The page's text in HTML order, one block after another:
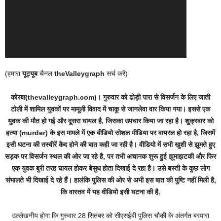
(हमारायूट्यूबचैनलtheValleygraph सर्च करें)
कोरबा(thevalleygraph.com)। गुरुवार को ढोड़ी पारा से विसर्जन के लिए जाती
टोली में शामिल युवकों पर मामूली विवाद में चाकू से जानलेवा वार किया गया। इससे एक
युवक की मौत हो गई और दूसरा घायल है, जिसका उपचार किया जा रहा है। शुक्रवार को
हत्या (murder) के इस मामले में एक वीडियो सोशल मीडिया पर वायरल हो रहा है, जिसमें
इसी घटना की तस्वीरें कैद होने की बात कही जा रही है। वीडियो में सभी खुशी से झूमते हुए
सड़क पर विसर्जन स्थल की ओर जा रहे है, पर तभी अचानक शुरू हुई झूमाझटकी और फिर
एक युवक बुरी तरह घायल होकर बेसुध होता दिखाई दे रहा है। उसे बस्ती के कुछ लोग
संभालते भी दिखाई दे ‏रहे हैं। हालंकि पुलिस की ओर से अभी इस बात की पुष्टि नहीं मिली है,
कि वास्तव में यह वीडियो इसी घटना की है.
उल्लेखनीय होगा कि गुरुवार 28 सितंबर को सीएसईबी पुलिस चौकी के अंतर्गत बरपारा